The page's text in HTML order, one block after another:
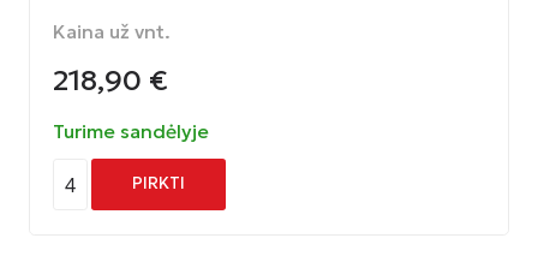
Kaina už vnt.
218,90 €
Turime sandėlyje
4 PIRKTI